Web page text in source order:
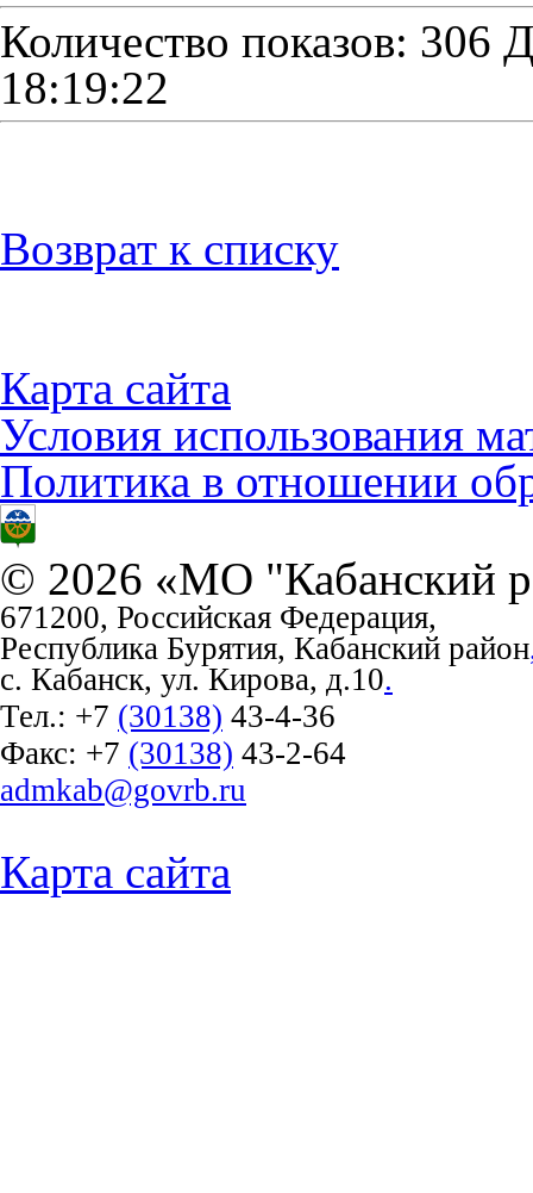
Количество показов: 306
18:19:22
Возврат к списку
Карта сайта
Условия использования
Политика в отношении
© 2026 «МО "Кабанский
671200, Российская Федерация,
Республика Бурятия, Кабанский район
с. Кабанск, ул. Кирова, д.10.
Тел.: +7 (30138) 43-4-36
Факс: +7 (30138) 43-2-64
admkab@govrb.ru
Карта сайта